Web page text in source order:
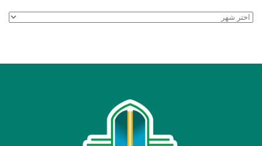
الأرشيف